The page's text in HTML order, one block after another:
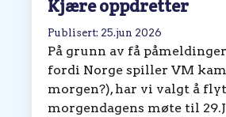
Kjære oppdretter
Publisert: 25.jun 2026
På grunn av få
fordi Norge spiller VM
morgen?), har vi valgt å
morgendagens møte til